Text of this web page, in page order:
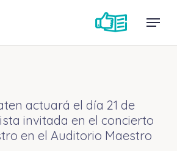
Menu
actuará el día 21 de
invitada en el concierto
en el Auditorio Maestro